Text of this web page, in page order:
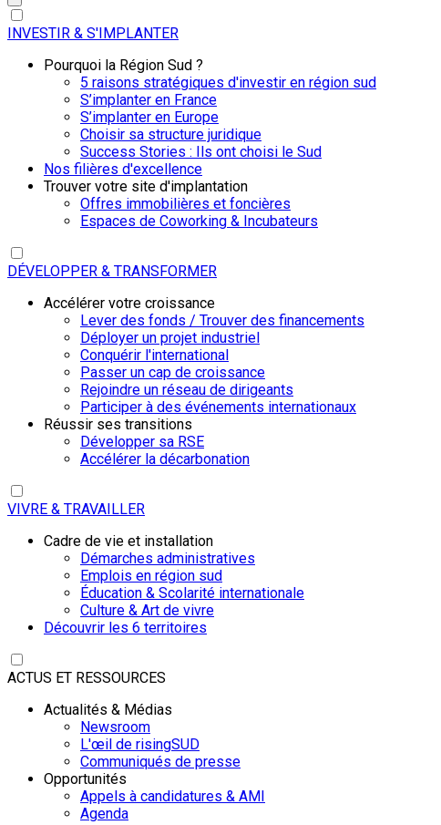
INVESTIR & S'IMPLANTER
Pourquoi la Région Sud ?
5 raisons stratégiques d'investir en région sud
S’implanter en France
S’implanter en Europe
Choisir sa structure juridique
Success Stories : Ils ont choisi le Sud
Nos filières d'excellence
Trouver votre site d'implantation
Offres immobilières et foncières
Espaces de Coworking & Incubateurs
DÉVELOPPER & TRANSFORMER
Accélérer votre croissance
Lever des fonds / Trouver des financements
Déployer un projet industriel
Conquérir l'international
Passer un cap de croissance
Rejoindre un réseau de dirigeants
Participer à des événements internationaux
Réussir ses transitions
Développer sa RSE
Accélérer la décarbonation
VIVRE & TRAVAILLER
Cadre de vie et installation
Démarches administratives
Emplois en région sud
Éducation & Scolarité internationale
Culture & Art de vivre
Découvrir les 6 territoires
ACTUS ET RESSOURCES
Actualités & Médias
Newsroom
L'œil de risingSUD
Communiqués de presse
Opportunités
Appels à candidatures & AMI
Agenda